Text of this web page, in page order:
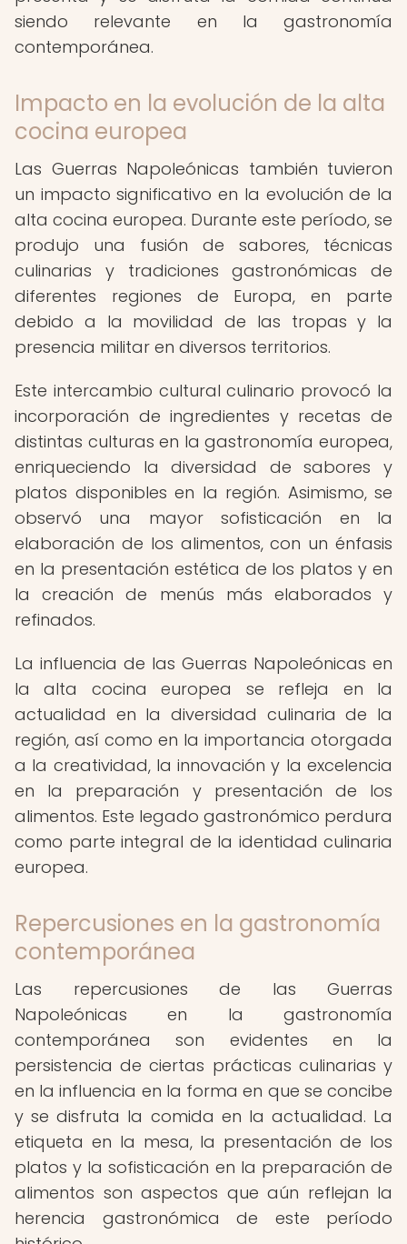
siendo relevante en la gastronomía
contemporánea.
Impacto en la evolución de la alta
cocina europea
Las Guerras Napoleónicas también tuvieron
un impacto significativo en la evolución de la
alta cocina europea. Durante este período, se
produjo una fusión de sabores, técnicas
culinarias y tradiciones gastronómicas de
diferentes regiones de Europa, en parte
debido a la movilidad de las tropas y la
presencia militar en diversos territorios.
Este intercambio cultural culinario provocó la
incorporación de ingredientes y recetas de
distintas culturas en la gastronomía europea,
enriqueciendo la diversidad de sabores y
platos disponibles en la región. Asimismo, se
observó una mayor sofisticación en la
elaboración de los alimentos, con un énfasis
en la presentación estética de los platos y en
la creación de menús más elaborados y
refinados.
La influencia de las Guerras Napoleónicas en
la alta cocina europea se refleja en la
actualidad en la diversidad culinaria de la
región, así como en la importancia otorgada
a la creatividad, la innovación y la excelencia
en la preparación y presentación de los
alimentos. Este legado gastronómico perdura
como parte integral de la identidad culinaria
europea.
Repercusiones en la gastronomía
contemporánea
Las repercusiones de las Guerras
Napoleónicas en la gastronomía
contemporánea son evidentes en la
persistencia de ciertas prácticas culinarias y
en la influencia en la forma en que se concibe
y se disfruta la comida en la actualidad. La
etiqueta en la mesa, la presentación de los
platos y la sofisticación en la preparación de
alimentos son aspectos que aún reflejan la
herencia gastronómica de este período